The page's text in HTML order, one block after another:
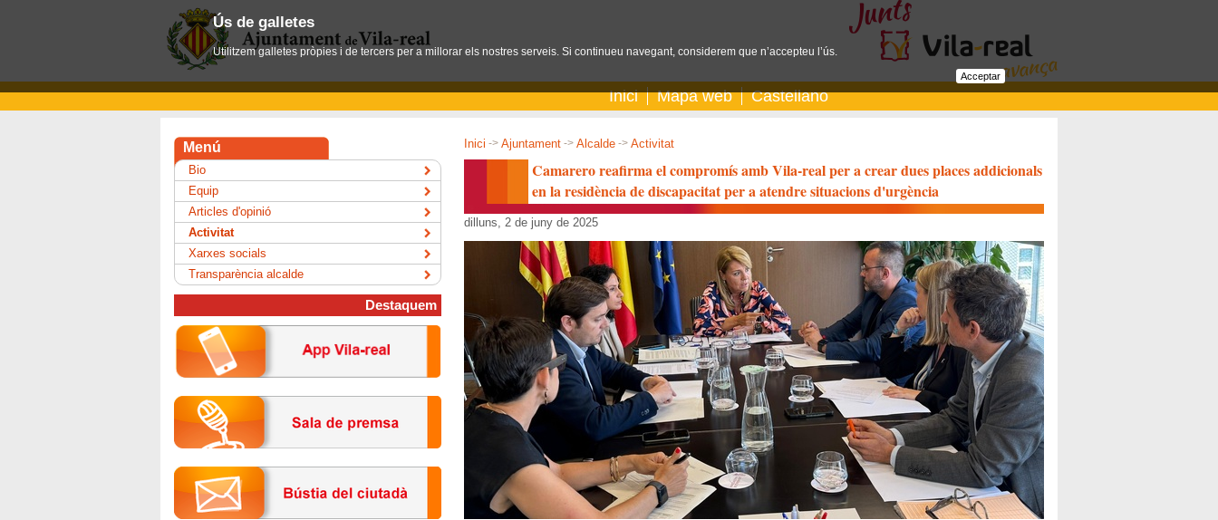
Inici Mapa web Castellano
Inici -> Ajuntament -> Alcalde -> Activitat
Camarero reafirma el compromís amb Vila-real per a crear dues places addicionals
en la residència de discapacitat per a atendre situacions d'urgència
dilluns, 2 de juny de 2025
Menú
Bio
Equip
Articles d'opinió
Activitat
Xarxes socials
Transparència alcalde
Destaquem
Ús de galletes
Utilitzem galletes pròpies i de tercers per a millorar els nostres serveis. Si continueu navegant, considerem que n’accepteu l’ús.
Acceptar